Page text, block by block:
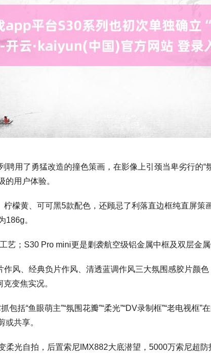
了勇猛改造的撞色策画，在影像上引颈当卑劣行的“
用户体验。
黄、可可黑5款配色，还顾忌了利落直边框纯直屏策
186g。
；S30 Pro mini更是剿袭航空级铝金属中框及双层金属
、经典负片作风、清透蓝调作风三大氛围感胶片颜色
变焦实况。
“鱼眼萌主”“氛围花瓣”“柔光”“DV录制框”“老电视框
共享。
自拍，后置索尼IMX882大底潜望，5000万索尼超防